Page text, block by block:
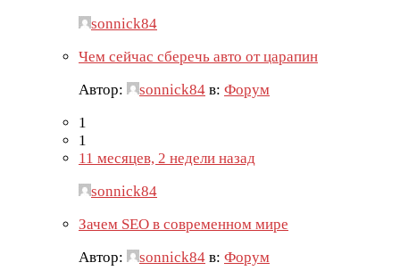
sonnick84
Чем сейчас сберечь авто от царапин
Автор:
sonnick84 в: Форум
1
1
11 месяцев, 2 недели назад
sonnick84
Зачем SEO в современном мире
Автор:
sonnick84 в: Форум